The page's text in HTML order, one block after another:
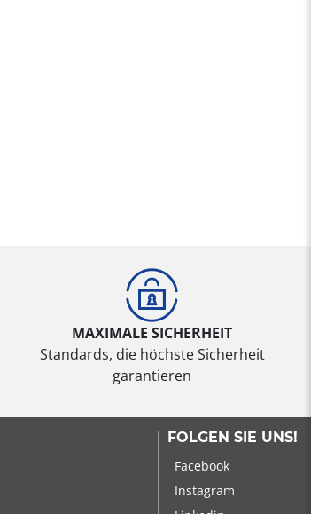
MAXIMALE SICHERHEIT
Standards, die höchste Sicherheit
garantieren
FOLGEN SIE UNS!
Facebook
Instagram